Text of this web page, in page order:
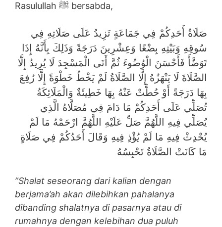
Rasulullah ﷺ bersabda,
صَلَاةُ أَحَدِكُمْ فِي جَمَاعَةٍ تَزِيدُ عَلَى صَلَاتِهِ فِي
سُوقِهِ وَبَيْتِهِ بِضْعًا وَعِشْرِينَ دَرَجَةً وَذَلِكَ بِأَنَّهُ إِذَا
تَوَضَّأَ فَأَحْسَنَ الْوُضُوءَ ثُمَّ أَتَى الْمَسْجِدَ لَا يُرِيدُ إِلَّا
الصَّلَاةَ لَا يَنْهَزُهُ إِلَّا الصَّلَاةُ لَمْ يَخْطُ خَطْوَةً إِلَّا رُفِعَ
بِهَا دَرَجَةً أَوْ حُطَّتْ عَنْهُ بِهَا خَطِيئَةٌ وَالْمَلَائِكَةُ
تُصَلِّي عَلَى أَحَدِكُمْ مَا دَامَ فِي مُصَلَّاهُ الَّذِي
يُصَلِّي فِيهِ اللَّهُمَّ صَلِّ عَلَيْهِ اللَّهُمَّ ارْحَمْهُ مَا لَمْ
يُحْدِثْ فِيهِ مَا لَمْ يُؤْذِ فِيهِ وَقَالَ أَحَدُكُمْ فِي صَلَاةٍ
مَا كَانَتْ الصَّلَاةُ تَحْبِسُهُ
”Shalat seseorang dari kalian dengan
berjama’ah akan dilebihkan pahalanya
dibanding shalatnya di pasarnya atau di
rumahnya dengan kelebihan dua puluh